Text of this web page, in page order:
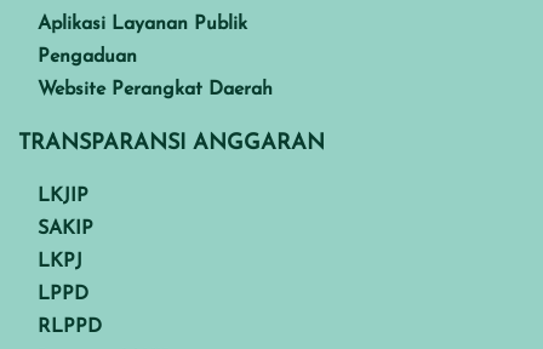
Aplikasi Layanan Publik
Pengaduan
Website Perangkat Daerah
TRANSPARANSI ANGGARAN
LKJIP
SAKIP
LKPJ
LPPD
RLPPD